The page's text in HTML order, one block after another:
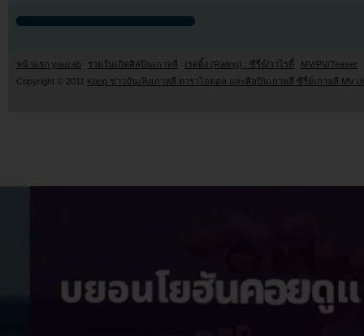
หน้าแรก youzab รวมวันเกิดศิลปินเกาหลี เรตติ้ง (Rating) : ซีรี่ย์/วาไรตี้
MV/PV/Teaser
Copyright © 2011
Kpop ข่าวบันเทิงเกาหลี ดาราไอดอล และศิลปินเกาหลี ซีรี่ย์เกาหลี MV